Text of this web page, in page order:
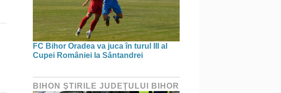
FC Bihor Oradea va juca în turul III al
Cupei României la Sântandrei
BIHON ŞTIRILE JUDEŢULUI BIHOR